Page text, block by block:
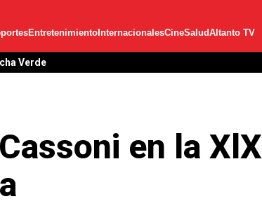
Entretenimiento InternacionalesCineSaludAltanto TV
en la XlX